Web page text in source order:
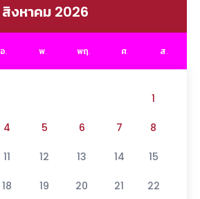
สิงหาคม 2026
อ. พ. พฤ. ศ. ส.
1
4 5 6 7 8
11 12 13 14 15
18 19 20 21 22